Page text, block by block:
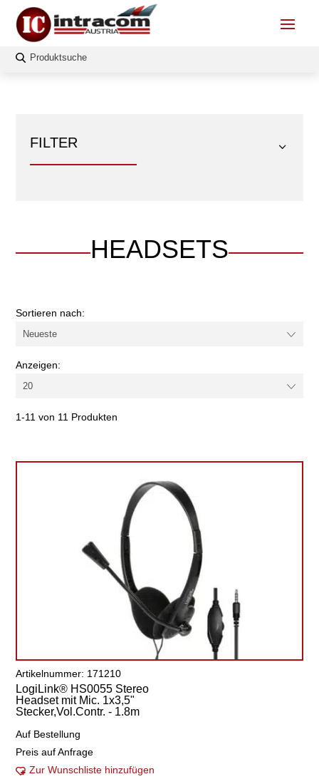
FILTER
FILTERN
HEADSETS
Sortieren nach:
Anzeigen:
1-11 von 11 Produkten
Artikelnummer: 171210
LogiLink® HS0055 Stereo
Headset mit Mic. 1x3,5"
Stecker,Vol.Contr. - 1.8m
Auf Bestellung
Preis auf Anfrage
Zur Wunschliste hinzufügen